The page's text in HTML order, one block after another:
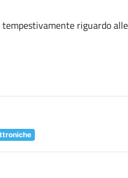
riguardo alle